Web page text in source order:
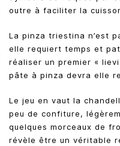
outre à faciliter la
La pinza triestina n’est
elle requiert temps et
réaliser un premier «
pâte à pinza devra elle
Le jeu en vaut la
peu de confiture,
quelques morceaux de
révèle être un véritable